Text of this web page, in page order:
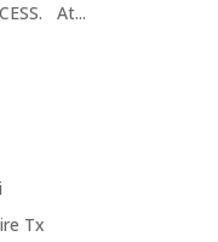
At...
Tx